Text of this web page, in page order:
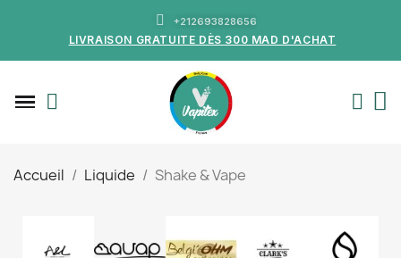
+212693828656
LIVRAISON GRATUITE DÈS 300 MAD D'ACHAT
Accueil Liquide Shake & Vape